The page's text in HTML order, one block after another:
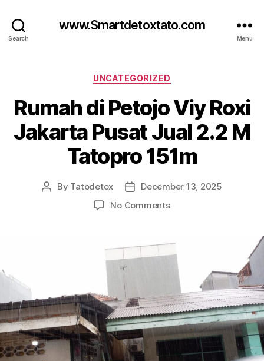
Search
www.Smartdetoxtato.com
Menu
Categories
UNCATEGORIZED
Rumah di Petojo Viy Roxi
Jakarta Pusat Jual 2.2 M
Tatopro 151m
Post
By Tatodetox
Post
date
December 13, 2025
No Commentson
Petojo
Viy
Roxi
Jakarta
Pusat
Jual
2.2
M
Tatopro